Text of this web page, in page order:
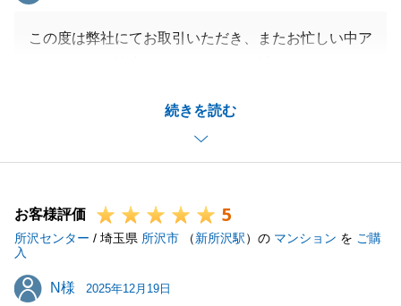
続きを読む
この度は弊社にてお取引いただき、またお忙しい中ア
お褒めのお言葉をいただき、大変嬉しく思います。
またお力になれることがございましたら、ぜひお声が
けいただければと思います。
す。
お客様評価 5
所沢センター / 埼玉県 所沢市 （新所沢駅）の マンション を ご購
入
N様
N様 2025年12月19日